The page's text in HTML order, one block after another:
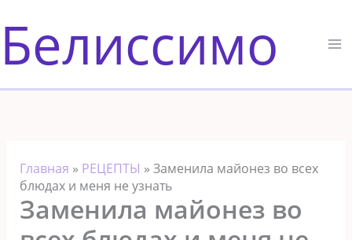
к
содержимому
Белиссимо
Главная » РЕЦЕПТЫ » Заменила майонез во всех
блюдах и меня не узнать
Заменила майонез во